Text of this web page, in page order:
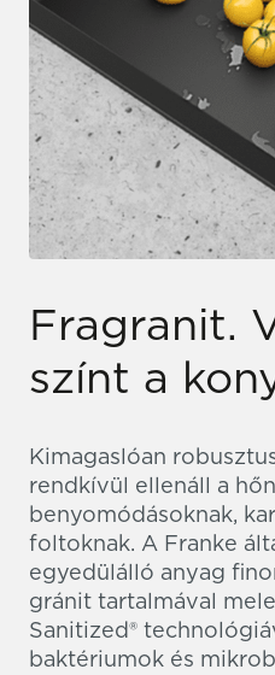
Fragranit.
színt a
Kimagaslóan
rendkívül ellenáll a
benyomódásoknak,
foltoknak. A Franke
egyedülálló anyag
gránit tartalmával
Sanitized®
baktériumok és